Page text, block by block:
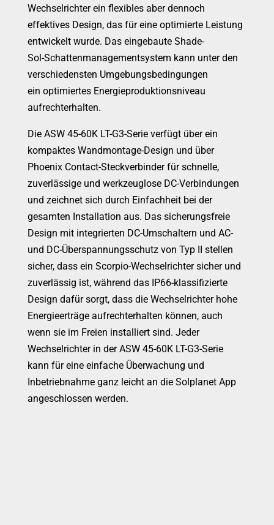
Wechselrichter ein flexibles aber dennoch
effektives Design, das für eine optimierte Leistung
entwickelt wurde. Das eingebaute Shade-
Sol-Schattenmanagementsystem kann unter den
verschiedensten Umgebungsbedingungen
ein optimiertes Energieproduktionsniveau
aufrechterhalten.
Die ASW 45-60K LT-G3-Serie verfügt über ein
kompaktes Wandmontage-Design und über
Phoenix Contact-Steckverbinder für schnelle,
zuverlässige und werkzeuglose DC-Verbindungen
und zeichnet sich durch Einfachheit bei der
gesamten Installation aus. Das sicherungsfreie
Design mit integrierten DC-Umschaltern und AC-
und DC-Überspannungsschutz von Typ II stellen
sicher, dass ein Scorpio-Wechselrichter sicher und
zuverlässig ist, während das IP66-klassifizierte
Design dafür sorgt, dass die Wechselrichter hohe
Energieerträge aufrechterhalten können, auch
wenn sie im Freien installiert sind. Jeder
Wechselrichter in der ASW 45-60K LT-G3-Serie
kann für eine einfache Überwachung und
Inbetriebnahme ganz leicht an die Solplanet App
angeschlossen werden.